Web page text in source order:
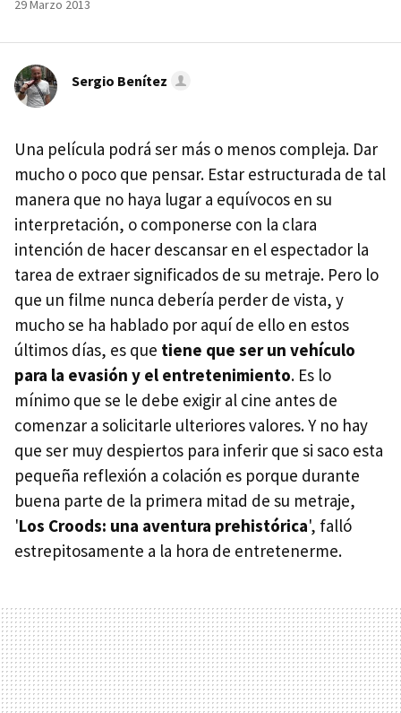
29 Marzo 2013
Sergio Benítez
Una película podrá ser más o menos compleja. Dar
mucho o poco que pensar. Estar estructurada de tal
manera que no haya lugar a equívocos en su
interpretación, o componerse con la clara
intención de hacer descansar en el espectador la
tarea de extraer significados de su metraje. Pero lo
que un filme nunca debería perder de vista, y
mucho se ha hablado por aquí de ello en estos
últimos días, es que tiene que ser un vehículo
para la evasión y el entretenimiento. Es lo
mínimo que se le debe exigir al cine antes de
comenzar a solicitarle ulteriores valores. Y no hay
que ser muy despiertos para inferir que si saco esta
pequeña reflexión a colación es porque durante
buena parte de la primera mitad de su metraje,
'Los Croods: una aventura prehistórica', falló
estrepitosamente a la hora de entretenerme.